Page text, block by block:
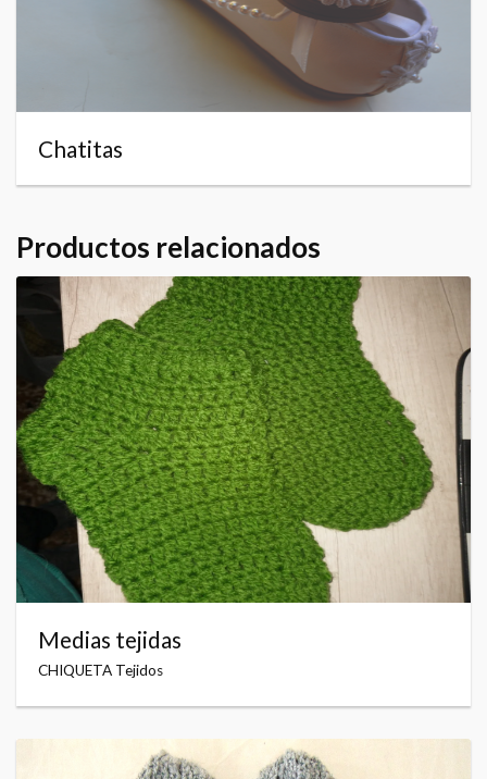
Chatitas
Productos relacionados
Medias tejidas
CHIQUETA Tejidos